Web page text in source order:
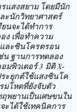
แสงสยาม โดยมีนัก
ะนักวิทยาศาสตร์
นจะได้ทำการ
ง เพื่อทำความ
และซินโครตรอน
น ฐานการทดลอง
มพิวเตอร์ 3 มิติ X-
ระยุกต์ใช้แสงซินโค
โหดที่ยังจับตัว
ถุพยานเป็นเศษขนใน
ะได้ใช้เทคนิคการ